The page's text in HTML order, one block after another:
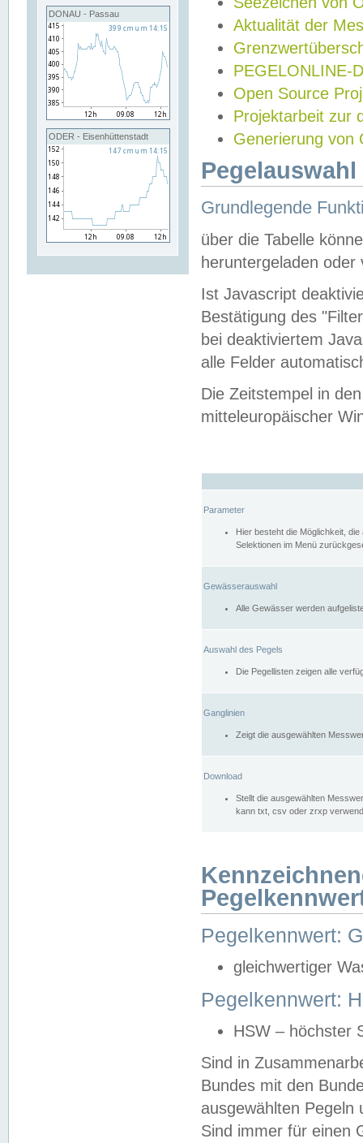
DONAU - Passau
ODER - Eisenhüttenstadt
Aktualität der
PEGELONLINE-
Open Source
Projektarbeit zur
Generierung von
Grundlegende
über die Tabelle
heruntergeladen oder
Ist Javascript
Bestätigung des
bei deaktiviertem
alle Felder
Die Zeitstempel in
mitteleuropäischer
Parameter
Hier besteht die Möglichkeit,
Selektionen im Menü
Gewässerauswahl
Alle Gewässer werden
Auswahl des Pegels
Die Pegellisten zeigen alle
Ganglinien
Zeigt die ausgewählten
Download
Stellt die ausgewählten
kann txt, csv oder zrxp
Pegelkennwert:
gleichwertiger
Pegelkennwert:
HSW – höchster
Sind in
Bundes mit den
ausgewählten
Sind immer für einen